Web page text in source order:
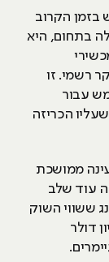
בזמן הקרוב
בתחום, היא
רשמי. זו
עבור
הכריזה
ממושכת
עוד שלב
ששווי השוק
הקרובות 2.3 טריליון דולר